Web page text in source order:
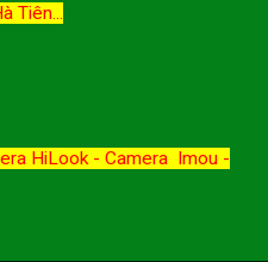
Tiên...
HiLook - Camera Imou -